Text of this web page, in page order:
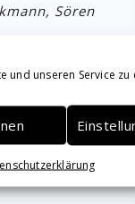
und unseren Service
Sören